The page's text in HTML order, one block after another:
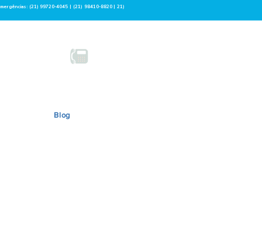
(21) 99720-4045 | (21) 98410-8820 | 21)
Blog